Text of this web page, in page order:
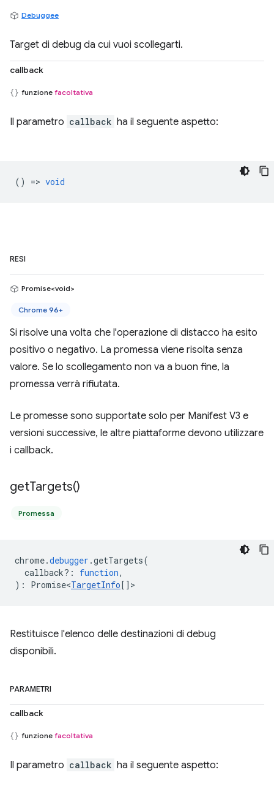
Debuggee
Target di debug da cui vuoi scollegarti.
callback
funzione facoltativa
Il parametro callback ha il seguente aspetto:
() => void
RESI
Promise<void>
Chrome 96+
Si risolve una volta che l'operazione di distacco ha esito
positivo o negativo. La promessa viene risolta senza
valore. Se lo scollegamento non va a buon fine, la
promessa verrà rifiutata.
Le promesse sono supportate solo per Manifest V3 e
versioni successive, le altre piattaforme devono utilizzare
i callback.
getTargets()
Promessa
chrome.debugger .getTargets(
callback? : function,
) : Promise<TargetInfo[] >
Restituisce l'elenco delle destinazioni di debug
disponibili.
PARAMETRI
callback
funzione facoltativa
Il parametro callback ha il seguente aspetto: